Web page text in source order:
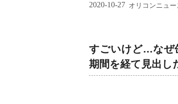
2020-10-27 オリコンニュー
すごいけど…なぜ
期間を経て見出し